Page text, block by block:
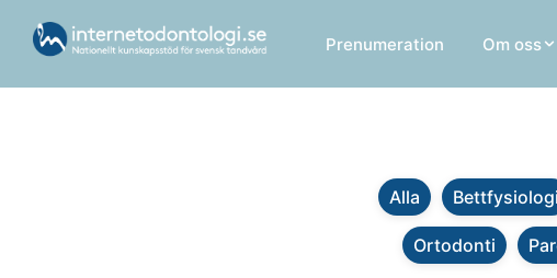
Prenumeration Om oss
Alla Bettfysiologi
Ortodonti